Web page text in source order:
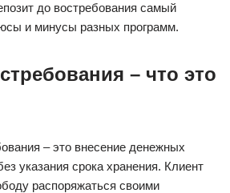
до востребования самый
и минусы разных программ.
– что это
– это внесение денежных
указания срока хранения. Клиент
распоряжаться своими